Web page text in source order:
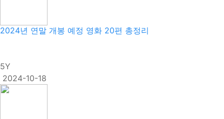
2024년 연말 개봉 예정 영화 20편 총정리
5Y
2024-10-18